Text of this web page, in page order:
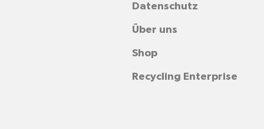
Datenschutz
Über uns
Shop
Recycling Enterprise